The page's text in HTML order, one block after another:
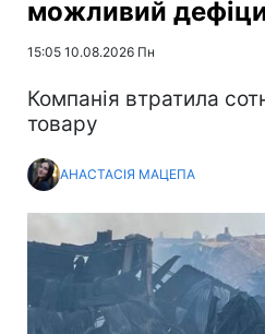
можливий
15:05 10.08.2026 Пн
Компанія втратила
товару
АНАСТАСІЯ МАЦЕПА